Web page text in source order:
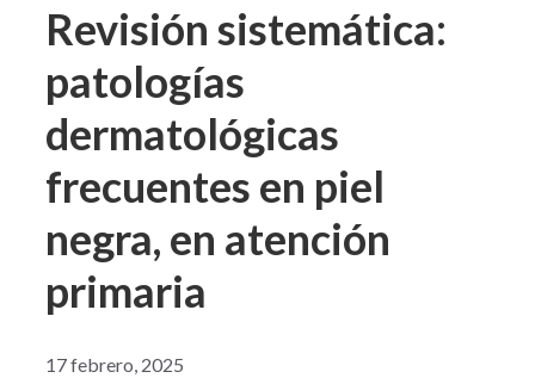
Revisión sistemática:
patologías
dermatológicas
frecuentes en piel
negra, en atención
primaria
17 febrero, 2025